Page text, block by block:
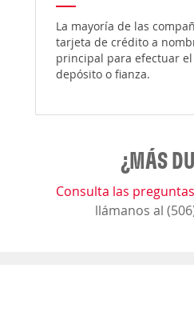
La mayoría de las
tarjeta de crédito a
principal para efectuar
depósito o fianza.
¿MÁS
Consulta las
llámanos al